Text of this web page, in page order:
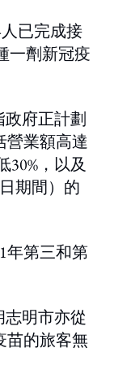
已完成接
一劑新冠疫
政府正計劃
營業額高達
30%，以及
期間）的
年第三和第
志明市亦從
苗的旅客無